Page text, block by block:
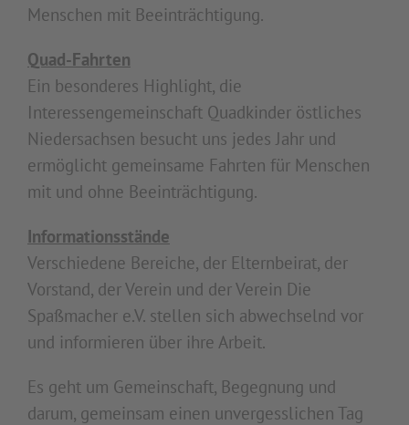
Menschen mit Beeinträchtigung.
Quad-Fahrten
Ein besonderes Highlight, die
Interessengemeinschaft Quadkinder östliches
Niedersachsen besucht uns jedes Jahr und
ermöglicht gemeinsame Fahrten für Menschen
mit und ohne Beeinträchtigung.
Informationsstände
Verschiedene Bereiche, der Elternbeirat, der
Vorstand, der Verein und der Verein Die
Spaßmacher e.V. stellen sich abwechselnd vor
und informieren über ihre Arbeit.
Es geht um Gemeinschaft, Begegnung und
darum, gemeinsam einen unvergesslichen Tag